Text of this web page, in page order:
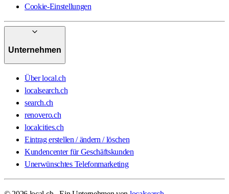
Cookie-Einstellungen
Unternehmen
Über local.ch
localsearch.ch
search.ch
renovero.ch
localcities.ch
Eintrag erstellen / ändern / löschen
Kundencenter für Geschäftskunden
Unerwünschtes Telefonmarketing